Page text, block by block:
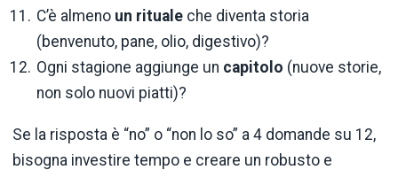
C’è almeno un rituale che diventa storia
(benvenuto, pane, olio, digestivo)?
Ogni stagione aggiunge un capitolo (nuove storie,
non solo nuovi piatti)?
Se la risposta è “no” o “non lo so” a 4 domande su 12,
bisogna investire tempo e creare un robusto e